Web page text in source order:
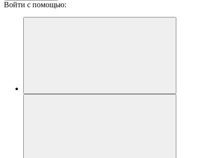
Войти с помощью: